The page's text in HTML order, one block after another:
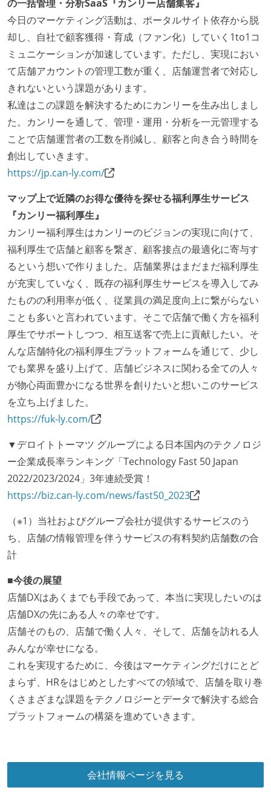
KPI などチームの目標・実績値について、メンバーの
誰もがいつでも閲覧可能になっている
ドキュメントの整備やペアプロ、モブワークなど、ナ
レッジの共有を積極的に行っている（属人性を減らす
取り組みをしている）
労働環境の自由度
週2日リモート勤務のハイブリットワーク（週3出社）
業務時間中に中抜けできる制度がある
2年以内に未就学児を子育てしながら働いていたエン
フレックスタイム制または裁量労働制を採用している
待遇・福利厚生
ストックオプションまたは自社株購入支援制度がある
職業安定法に対応する記載事項
【フレックスタイム制を適応している】
固定残業時間：月45時間分
フレックスタイム制の所定労働時間：1日平均8時間相
当
休憩時間：1時間
休日制度：完全週休2日制（土日祝休み）
給与形態：月給制
給与形態：賞与あり
労働契約期間：無期雇用
社会保険：各種社会保険完備（雇用・労災・健康・厚
生年金）
試用期間：なし
受動喫煙防止措置：屋内禁煙（屋内に喫煙可能室設
置）
の一括管理・分析SaaS『カンリー店舗集客』
今日のマーケティング活動は、ポータルサイト依存から脱
却し、自社で顧客獲得・育成（ファン化）していく1to1コ
ミュニケーションが加速しています。ただし、実現におい
て店舗アカウントの管理工数が重く、店舗運営者で対応し
きれないという課題があります。
私達はこの課題を解決するためにカンリーを生み出しまし
た。カンリーを通して、管理・運用・分析を一元管理する
ことで店舗運営者の工数を削減し、顧客と向き合う時間を
創出していきます。
https://jp.can-ly.com/
マップ上で近隣のお得な優待を探せる福利厚生サービス
『カンリー福利厚生』
カンリー福利厚生はカンリーのビジョンの実現に向けて、
福利厚生で店舗と顧客を繋ぎ、顧客接点の最適化に寄与す
るという想いで作りました。店舗業界はまだまだ福利厚生
が充実していなく、既存の福利厚生サービスを導入してみ
たものの利用率が低く、従業員の満足度向上に繋がらない
ことも多いと言われています。そこで店舗で働く方を福利
厚生でサポートしつつ、相互送客で売上に貢献したい。そ
んな店舗特化の福利厚生プラットフォームを通じて、少し
でも業界を盛り上げて、店舗ビジネスに関わる全ての人々
が物心両面豊かになる世界を創りたいと想いこのサービス
を立ち上げました。
https://fuk-ly.com/
▼デロイトトーマツ グループによる日本国内のテクノロジ
ー企業成長率ランキング「Technology Fast 50 Japan
2022/2023/2024」3年連続受賞！
https://biz.can-ly.com/news/fast50_2023
（※1）当社およびグループ会社が提供するサービスのう
ち、店舗の情報管理を伴うサービスの有料契約店舗数の合
計
■今後の展望
店舗DXはあくまでも手段であって、本当に実現したいのは
店舗DXの先にある人々の幸せです。
店舗そのもの、店舗で働く人々、そして、店舗を訪れる人
みんなが幸せになる。
これを実現するために、今後はマーケティングだけにとど
まらず、HRをはじめとしたすべての領域で、店舗を取り巻
くさまざまな課題をテクノロジーとデータで解決する総合
プラットフォームの構築を進めていきます。
会社情報ページを見る